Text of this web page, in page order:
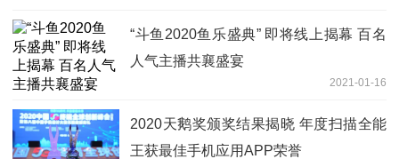
“斗鱼2020鱼乐盛典” 即将线上揭幕 百名
人气主播共襄盛宴
2021-01-16
2020天鹅奖颁奖结果揭晓 年度扫描全能
王获最佳手机应用APP荣誉